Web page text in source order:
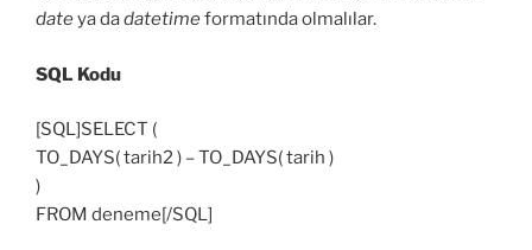
dateya dadatetimeformatında olmalılar.
SQL Kodu
[SQL]SELECT (
TO_DAYS( tarih2 ) – TO_DAYS( tarih )
)
FROM deneme[/SQL]